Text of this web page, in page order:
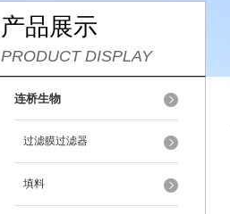
产品展示
PRODUCT DISPLAY
连桥生物
过滤膜过滤器
填料